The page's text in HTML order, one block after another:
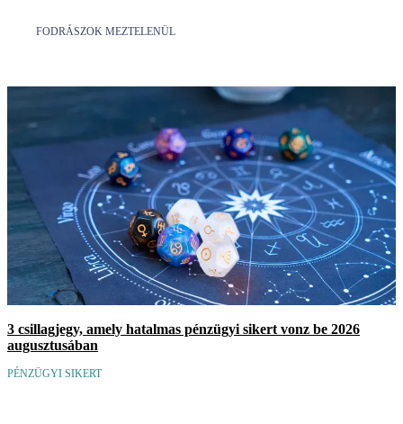
FODRÁSZOK MEZTELENÜL
3 csillagjegy, amely hatalmas pénzügyi sikert vonz be 2026
augusztusában
PÉNZÜGYI SIKERT